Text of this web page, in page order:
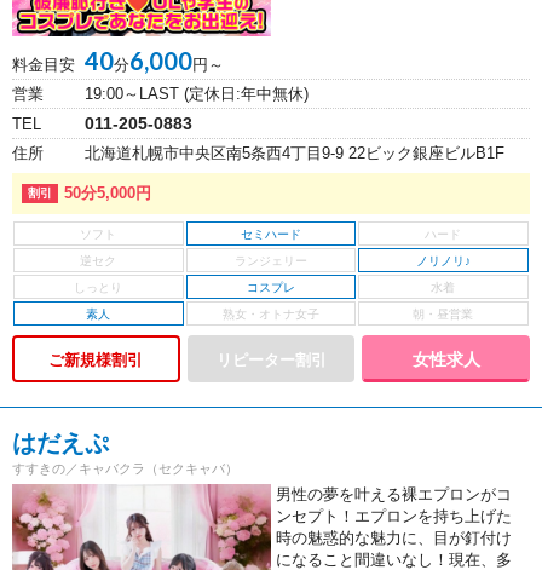
料金目安 40分6,000円～
営業
19:00～LAST (定休日:年中無休)
TEL
011-205-0883
住所 北海道札幌市中央区南5条西4丁目9-9 22ビック銀座ビルB1F
50分5,000円
セミハード
ノリノリ♪
コスプレ
素人
ご新規様割引 女性求人
はだえぷ
すすきの／キャバクラ（セクキャバ）
男性の夢を叶える裸エプロンがコ
ンセプト！エプロンを持ち上げた
時の魅惑的な魅力に、目が釘付け
になること間違いなし！現在、多